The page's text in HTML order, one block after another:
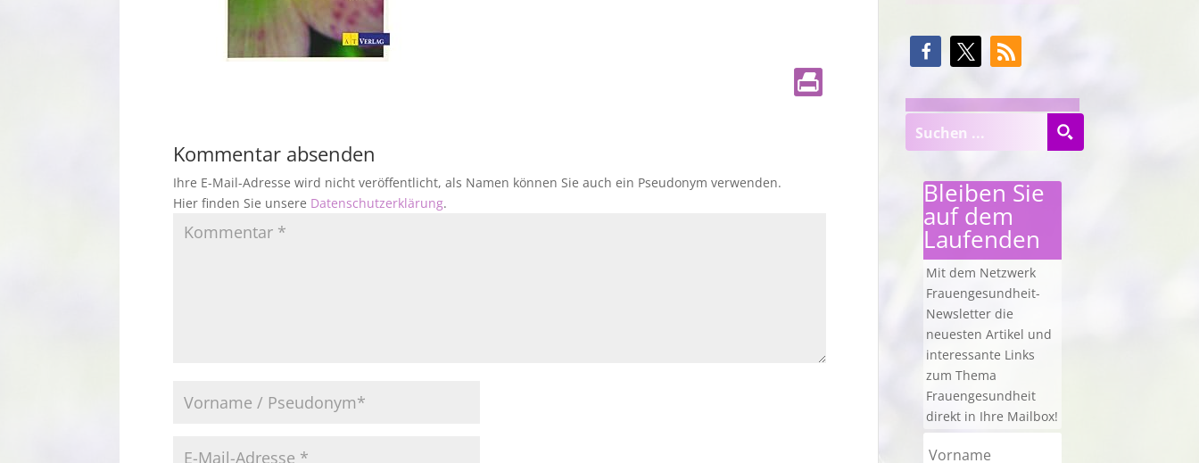
Kommentar absenden
Ihre E-Mail-Adresse wird nicht veröffentlicht, als Namen können Sie auch ein Pseudonym verwenden.
Hier finden Sie unsere Datenschutzerklärung. Bleiben Sie
auf dem
Laufenden
Mit dem Netzwerk
Frauengesundheit-
Newsletter die
neuesten Artikel und
interessante Links
zum Thema
Frauengesundheit
direkt in Ihre Mailbox!